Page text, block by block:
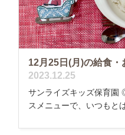
12月25日(月)の給食・
2023.12.25
サンライズキッズ保育園
スメニューで、いつもと